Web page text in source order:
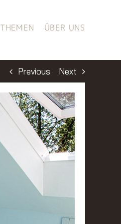
THEMEN ÜBER UNS
Previous Next